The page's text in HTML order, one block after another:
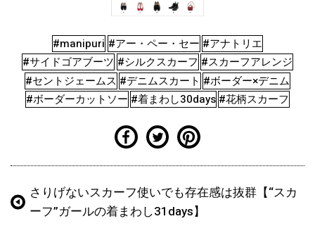
#manipuri #アー・ペー・セー #アナトリエ
#サイドゴアブーツ #シルクスカーフ #スカーフアレンジ
#セントジェームス #デニムスカート #ボーダー×デニム
#ボーダーカットソー #着まわし30days #花柄スカーフ
さりげないスカーフ使いでも存在感は抜群【“スカ
ーフ”ガールの着まわし31days】